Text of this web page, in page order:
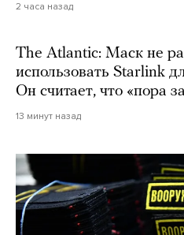
2 часа назад
The Atlantic: Маск не
использовать Starlink
Он считает, что «пора
13 минут назад